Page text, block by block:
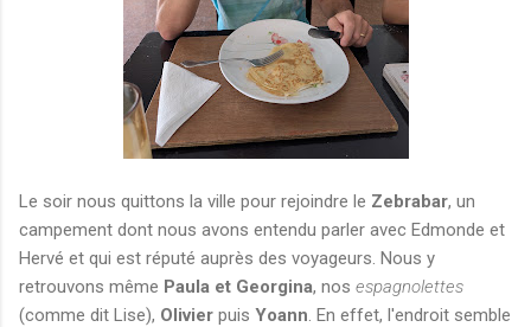
Le soir nous quittons la ville pour rejoindre le Zebrabar, un
campement dont nous avons entendu parler avec Edmonde et
Hervé et qui est réputé auprès des voyageurs. Nous y
retrouvons même Paula et Georgina, nos espagnolettes
(comme dit Lise), Olivier puis Yoann . En effet, l'endroit semble